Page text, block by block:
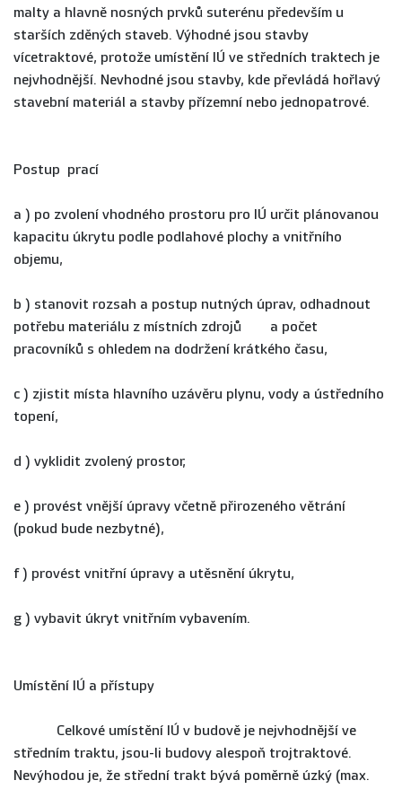
malty a hlavně nosných prvků suterénu především u
starších zděných staveb. Výhodné jsou stavby
vícetraktové, protože umístění IÚ ve středních traktech je
nejvhodnější. Nevhodné jsou stavby, kde převládá hořlavý
stavební materiál a stavby přízemní nebo jednopatrové.
Postup prací
a ) po zvolení vhodného prostoru pro IÚ určit plánovanou
kapacitu úkrytu podle podlahové plochy a vnitřního
objemu,
b ) stanovit rozsah a postup nutných úprav, odhadnout
potřebu materiálu z místních zdrojů a počet
pracovníků s ohledem na dodržení krátkého času,
c ) zjistit místa hlavního uzávěru plynu, vody a ústředního
topení,
d ) vyklidit zvolený prostor,
e ) provést vnější úpravy včetně přirozeného větrání
(pokud bude nezbytné),
f ) provést vnitřní úpravy a utěsnění úkrytu,
g ) vybavit úkryt vnitřním vybavením.
Umístění IÚ a přístupy
Celkové umístění IÚ v budově je nejvhodnější ve
středním traktu, jsou-li budovy alespoň trojtraktové.
Nevýhodou je, že střední trakt bývá poměrně úzký (max.